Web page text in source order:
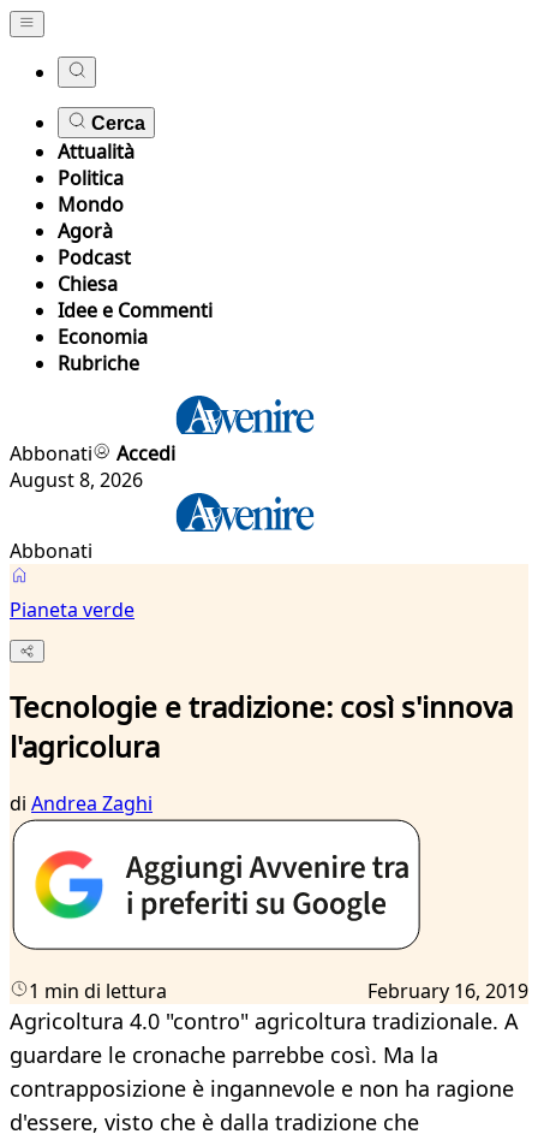
Cerca
Attualità
Politica
Mondo
Agorà
Podcast
Chiesa
Idee e Commenti
Economia
Rubriche
Abbonati
Accedi
August 8, 2026
Abbonati
Pianeta verde
Tecnologie e tradizione: così s'innova
l'agricolura
di Andrea Zaghi
1 min di lettura February 16, 2019
Agricoltura 4.0 "contro" agricoltura tradizionale. A
guardare le cronache parrebbe così. Ma la
contrapposizione è ingannevole e non ha ragione
d'essere, visto che è dalla tradizione che